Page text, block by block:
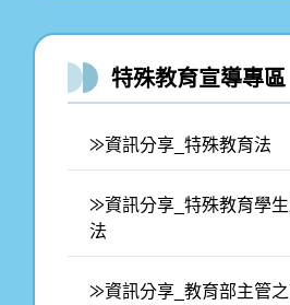
特殊教育宣導專區
⨠資訊分享_特殊教育法
⨠資訊分享_特殊教育學
法
⨠資訊分享_教育部主管